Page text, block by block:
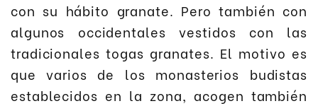
con su hábito granate. Pero también con
algunos occidentales vestidos con las
tradicionales togas granates. El motivo es
que varios de los monasterios budistas
establecidos en la zona, acogen también